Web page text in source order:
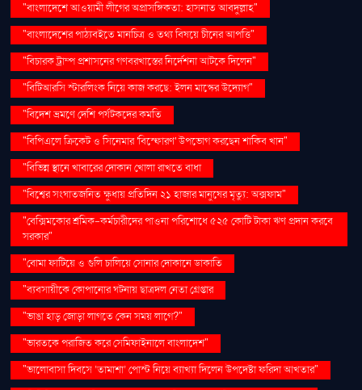
"বাংলাদেশে আওয়ামী লীগের অপ্রাসঙ্গিকতা: হাসনাত আবদুল্লাহ"
"বাংলাদেশের পাঠ্যবইতে মানচিত্র ও তথ্য বিষয়ে চীনের আপত্তি"
"বিচারক ট্রাম্প প্রশাসনের গণবরখাস্তের নির্দেশনা আটকে দিলেন"
"বিটিআরসি স্টারলিংক নিয়ে কাজ করছে: ইলন মাস্কের উদ্যোগ"
"বিদেশ ভ্রমণে দেশি পর্যটকদের কমতি
"বিপিএলে ক্রিকেট ও সিনেমার 'বিস্ফোরণ' উপভোগ করছেন শাকিব খান"
"বিভিন্ন স্থানে খাবারের দোকান খোলা রাখতে বাধা
"বিশ্বের সংঘাতজনিত ক্ষুধায় প্রতিদিন ২১ হাজার মানুষের মৃত্যু: অক্সফাম"
"বেক্সিমকোর শ্রমিক-কর্মচারীদের পাওনা পরিশোধে ৫২৫ কোটি টাকা ঋণ প্রদান করবে
সরকার"
"বোমা ফাটিয়ে ও গুলি চালিয়ে সোনার দোকানে ডাকাতি
"ব্যবসায়ীকে কোপানোর ঘটনায় ছাত্রদল নেতা গ্রেপ্তার
"ভাঙা হাড় জোড়া লাগতে কেন সময় লাগে?"
"ভারতকে পরাজিত করে সেমিফাইনালে বাংলাদেশ"
"ভালোবাসা দিবসে ‘তামাশা’ পোস্ট নিয়ে ব্যাখ্যা দিলেন উপদেষ্টা ফরিদা আখতার"